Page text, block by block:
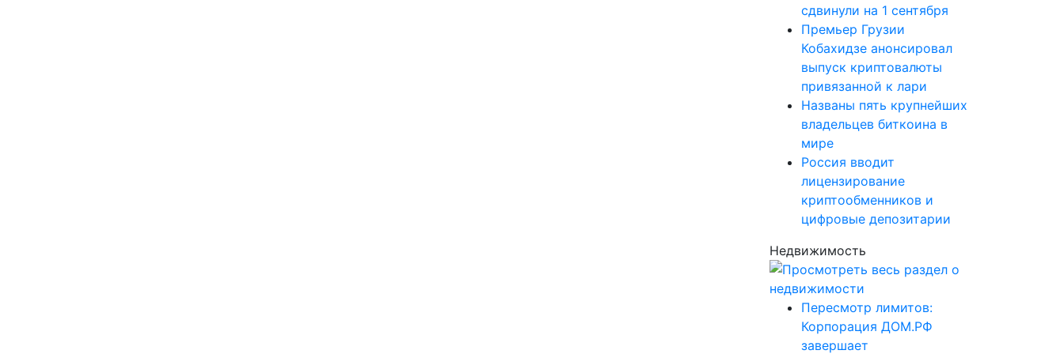
сдвинули на 1 сентября
Премьер Грузии
Кобахидзе анонсировал
выпуск криптовалюты
привязанной к лари
Названы пять крупнейших
владельцев биткоина в
мире
Россия вводит
лицензирование
криптообменников и
цифровые депозитарии
Недвижимость
Пересмотр лимитов:
Корпорация ДОМ.РФ
завершает